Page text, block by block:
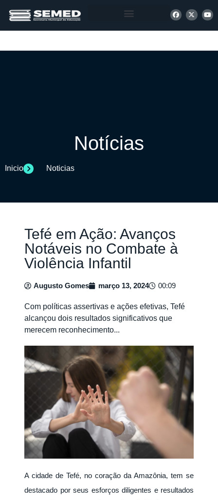
Notícias
Inicio Noticias
Tefé em Ação: Avanços
Notáveis no Combate à
Violência Infantil
Augusto Gomes março 13, 2024 00:09
Com políticas assertivas e ações efetivas, Tefé
alcançou dois resultados significativos que
merecem reconhecimento...
A cidade de Tefé, no coração da Amazônia, tem se
destacado por seus esforços diligentes e resultados